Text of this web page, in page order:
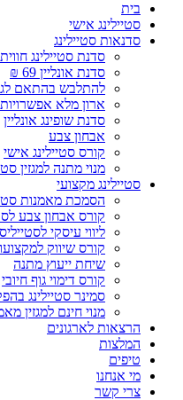
בית
סטיילינג אישי
סדנאות סטיילינג
סדנת סטיילינג
סדנת אונליין 69 ₪
להתלבש בהתאם
ארון מלא אפשרויות
סדנת שופינג אונליין
אבחון צבע
קורס סטיילינג אישי
מנוי מתנה למגזין
סטיילינג מקצועי
הסמכת מאמנות
קורס אבחון צבע
ליווי עיסקי
קורס שיווק
שיחת ייעוץ מתנה
קורס דימוי גוף חיובי
סמינר סטיילינג
מנוי חינם למגזין
הרצאות לארגונים
המלצות
טיפים
מי אנחנו
צרי קשר